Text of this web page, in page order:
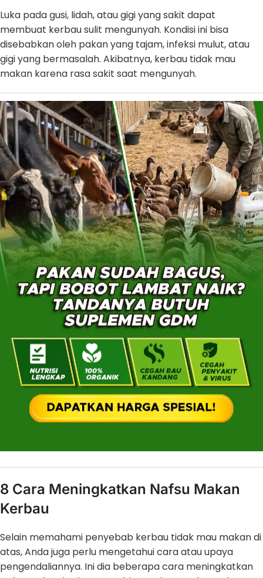
Luka pada gusi, lidah, atau gigi yang sakit dapat
membuat kerbau sulit mengunyah. Kondisi ini bisa
disebabkan oleh pakan yang tajam, infeksi mulut, atau
gigi yang bermasalah. Akibatnya, kerbau tidak mau
makan karena rasa sakit saat mengunyah.
8 Cara Meningkatkan Nafsu Makan
Kerbau
Selain memahami penyebab kerbau tidak mau makan di
atas, Anda juga perlu mengetahui cara atau upaya
pengendaliannya. Ini dia beberapa cara meningkatkan